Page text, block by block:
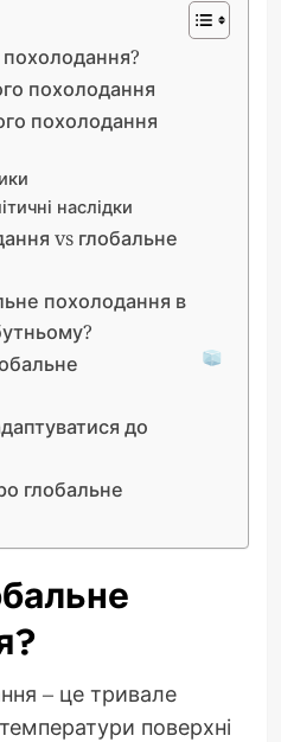
похолодання
похолодання
наслідки
vs глобальне
похолодання в
до
глобальне
– це тривале
поверхні